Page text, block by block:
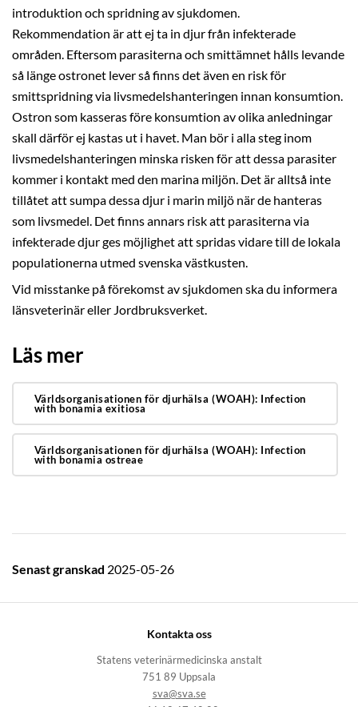
introduktion och spridning av sjukdomen.
Rekommendation är att ej ta in djur från infekterade
områden. Eftersom parasiterna och smittämnet hålls levande
så länge ostronet lever så finns det även en risk för
smittspridning via livsmedelshanteringen innan konsumtion.
Ostron som kasseras före konsumtion av olika anledningar
skall därför ej kastas ut i havet. Man bör i alla steg inom
livsmedelshanteringen minska risken för att dessa parasiter
kommer i kontakt med den marina miljön. Det är alltså inte
tillåtet att sumpa dessa djur i marin miljö när de hanteras
som livsmedel. Det finns annars risk att parasiterna via
infekterade djur ges möjlighet att spridas vidare till de lokala
populationerna utmed svenska västkusten.
Vid misstanke på förekomst av sjukdomen ska du informera
länsveterinär eller Jordbruksverket.
Läs mer
Världsorganisationen för djurhälsa (WOAH): Infection
with bonamia exitiosa
Världsorganisationen för djurhälsa (WOAH): Infection
with bonamia ostreae
Senast granskad 2025-05-26
Kontakta oss
Statens veterinärmedicinska anstalt
751 89 Uppsala
sva@sva.se